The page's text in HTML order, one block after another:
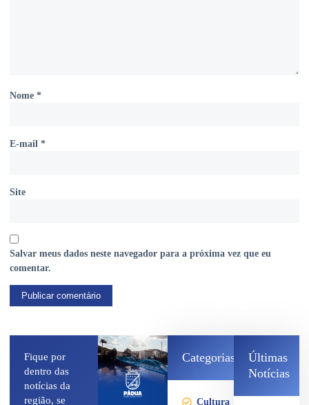
Nome *
E-mail *
Site
Salvar meus dados neste navegador para a próxima vez que eu
comentar.
Fique por
dentro das
notícias da
região, se
Categorias
Cultura
Últimas
Notícias